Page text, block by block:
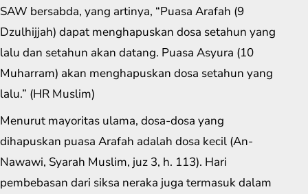
SAW bersabda, yang artinya, “Puasa Arafah (9
Dzulhijjah) dapat menghapuskan dosa setahun yang
lalu dan setahun akan datang. Puasa Asyura (10
Muharram) akan menghapuskan dosa setahun yang
lalu.” (HR Muslim)
Menurut mayoritas ulama, dosa-dosa yang
dihapuskan puasa Arafah adalah dosa kecil (An-
Nawawi, Syarah Muslim, juz 3, h. 113). Hari
pembebasan dari siksa neraka juga termasuk dalam